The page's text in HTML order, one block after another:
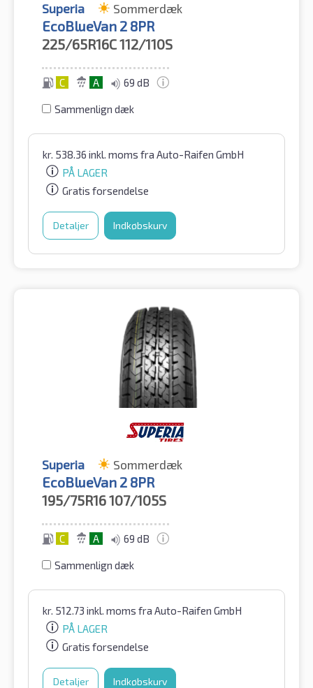
Superia Sommerdæk
EcoBlueVan 2 8PR
225/65R16C112/110S
C A 69 dB
Sammenlign dæk
kr. 538.36 inkl. moms fra Auto-Raifen GmbH
PÅ LAGER
Gratis forsendelse
Detaljer Indkøbskurv
Superia Sommerdæk
EcoBlueVan 2 8PR
195/75R16107/105S
C A 69 dB
Sammenlign dæk
kr. 512.73 inkl. moms fra Auto-Raifen GmbH
PÅ LAGER
Gratis forsendelse
Detaljer Indkøbskurv